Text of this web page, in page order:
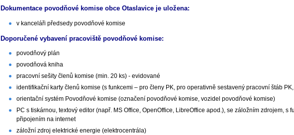
Dokumentace povodňové komise obce Otaslavice je uložena:
v kanceláři předsedy povodňové komise
Doporučené vybavení pracoviště povodňové komise:
povodňový plán
povodňová kniha
pracovní sešity členů komise (min. 20 ks) - evidované
identifikační karty členů komise (s funkcemi – pro členy PK, pro operativně sestavený pracovní štáb
orientační systém Povodňové komise (označení povodňové komise, vozidel povodňové komise)
PC s tiskárnou, textový editor (např. MS Office, OpenOffice, LibreOffice apod.), se záložním zdrojem, s
připojením na internet
záložní zdroj elektrické energie (elektrocentrála)